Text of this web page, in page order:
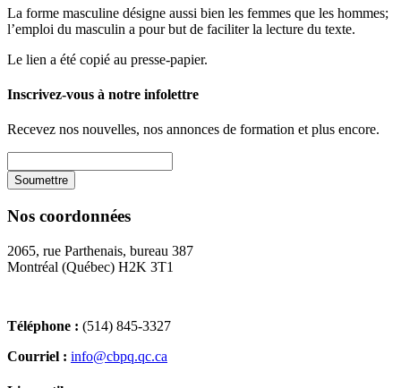
La forme masculine désigne aussi bien les femmes que les hommes;
l’emploi du masculin a pour but de faciliter la lecture du texte.
Le lien a été copié au presse-papier.
Inscrivez-vous à notre infolettre
Recevez nos nouvelles, nos annonces de formation et plus encore.
Nos coordonnées
2065, rue Parthenais, bureau 387
Montréal (Québec) H2K 3T1
Téléphone : (514) 845-3327
Courriel : info@cbpq.qc.ca